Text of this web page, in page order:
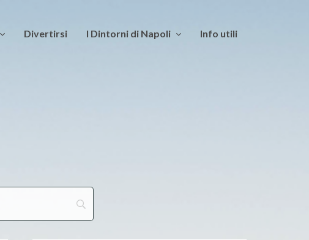
Divertirsi I Dintorni di Napoli Info utili